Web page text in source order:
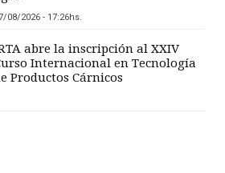
08/2026 - 17:26hs.
abre la inscripción al XXIV
Internacional en Tecnología
Productos Cárnicos